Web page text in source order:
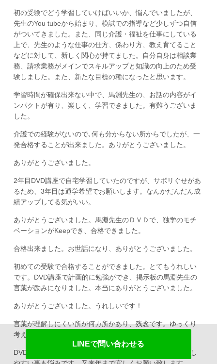
初の受験でどう学習していけばいいか、悩んでいましたが、
先生のYou tubeから始まり、模試での指導など少しずつ自信
がついてきました。また、同じ介護・福祉を仕事にしている
上で、先生のような仕事の仕方、係わり方、教え育てること
などに対して、新しく関心が持てました。自分自身は相談業
務、請求業務がメインでスキルアップと知識の向上のため受
験しました。また、新たな目標の種になったと思います。
学習時間が確保出来ない中で、馬淵先生の、お話の内容がイ
ンパクトが有り、楽しく、学習できました。有難うございま
した。
介護での経験がないので､何も分からない所からでしたが、一
発合格することが出来ました。ありがとうございました。
ありがとうございました。
2年目DVD講座で自宅学習していたのですが、サボリぐせがあ
るため、3年目は通学希望でお願いします。なんかだんだん成
績アップしてる気がいい。
ありがとうございました。馬淵先生のＤＶＤで、独学のモチ
ベーションがKeepでき、合格できました。
合格出来ました。お世話になり、ありがとうございました。
初めての受験で合格することができました。とてもうれしい
です。DVD講座で計画的に勉強ができ、掲示板の馬淵先生の
言葉が励みになりました。本当にありがとうございました。
ありがとうございました。うれしいです！
言葉が理解しにくい所が何カ所かあり、残念です。ゆっくり
考えれば理解できました。
DVD一生懸命観たのですが、理解不足だと思います。緊張し
LINEで問い合わせる